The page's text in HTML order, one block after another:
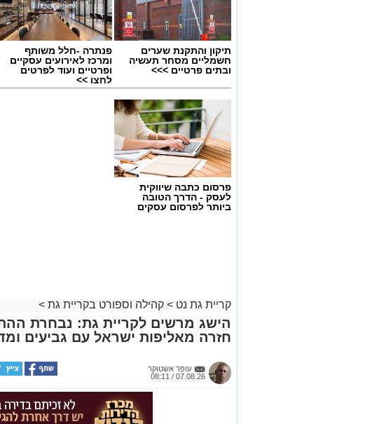
תיקון והתקנת שערים
חשמליים מסחר תעשיה
ובתים פרטיים >>>
פנתרה -חלל משותף
ומרכז לאירועים עסקיים
ופרטיים ועוד לפרטים
לחצו >>
פרסום כתבה שיווקית
לעסק - הדרך הטובה
ביותר לפרסום עסקים
קריית גת נט > קהילה וספורט בקריית גת >
הישג מרשים לקריית גת: נבחרת
חזרה מאליפות ישראל עם גביעים
עופר אשטוקר
07.08.26 / 08:11